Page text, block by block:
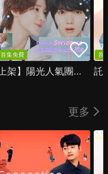
首集免費
【8/11上架】陽光人氣團中的芹澤，在我面前卻有點不對勁
首
託
更多